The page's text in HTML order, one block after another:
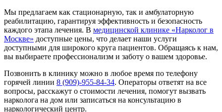
Мы предлагаем как стационарную, так и амбулаторную
реабилитацию, гарантируя эффективность и безопасность
каждого этапа лечения. В медицинской клинике «Нарколог в
Москве» доступные цены, что делает наши услуги
доступными для широкого круга пациентов. Обращаясь к нам,
вы выбираете профессионализм и заботу о вашем здоровье.
Позвонить в клинику можно в любое время по телефону
горячей линии 8 (909)-955-84-34. Операторы ответят на все
вопросы, расскажут о стоимости лечения, помогут вызвать
нарколога на дом или записаться на консультацию в
наркологический центр.